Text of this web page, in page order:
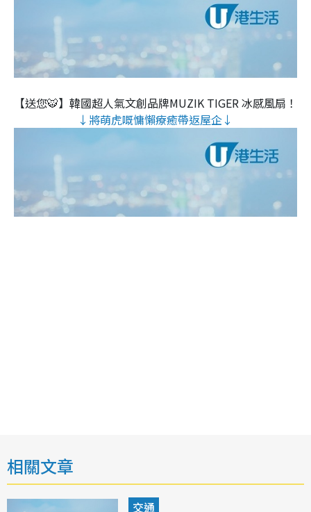
【送您🐯】韓國超人氣文創品牌MUZIK TIGER 冰感風扇！
↓將萌虎嘅慵懶療癒帶返屋企↓
相關文章
交通